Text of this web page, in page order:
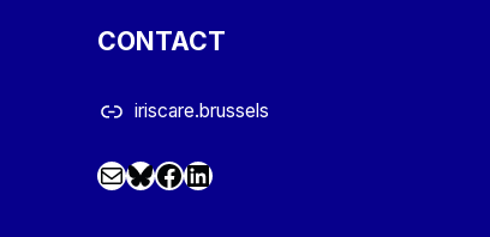
CONTACT
iriscare.brussels
Mail
@iriscare.bsky.social Facebook LinkedIn